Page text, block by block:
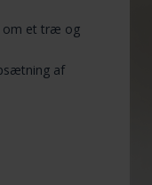
om et træ og
af